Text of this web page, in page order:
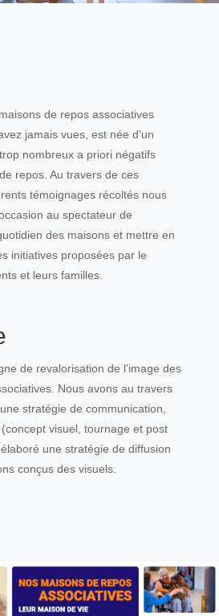
de repos associatives
jamais vues, est née d’un
nombreux a priori négatifs
repos. Au travers de ces
témoignages récoltés nous
au spectateur de
des maisons et mettre en
initiatives proposées par le
et leurs familles.
de revalorisation de l’image des
Nous avons au travers
stratégie de communication,
visuel, tournage et post
une stratégie de diffusion
conçus des visuels.